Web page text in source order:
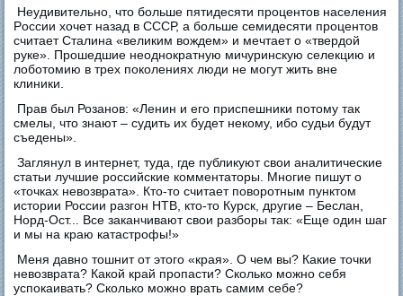
Неудивительно, что больше пятидесяти процентов населения
Pоссии хочет назад в СССР, а больше семидесяти процентов
считает Сталина «великим вождем» и мечтает о «твердой
руке». Прошедшие неоднократную мичуринскую селекцию и
лоботомию в трех поколениях люди не могут жить вне
клиники.
Прав был Розанов: «Ленин и его приспешники потому так
смелы, что знают – судить их будет некому, ибо судьи будут
съедены».
Заглянул в интернет, туда, где публикуют свои аналитические
статьи лучшие российские комментаторы. Многие пишут о
«точках невозврата». Кто-то считает поворотным пунктом
истории России разгон НТВ, кто-то Курск, другие – Беслан,
Норд-Ост... Все заканчивают свои разборы так: «Еще один шаг
и мы на краю катастрофы!»
Меня давно тошнит от этого «края». О чем вы? Какие точки
невозврата? Какой край пропасти? Сколько можно себя
успокаивать? Сколько можно врать самим себе?